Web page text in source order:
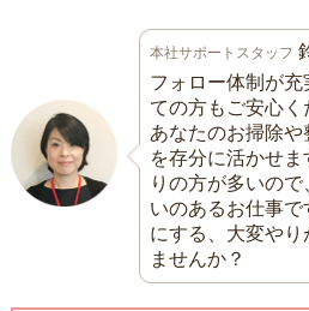
本社サポートスタッフ
フォロー体制が
ての方もご安心く
あなたのお掃除
を存分に活かせ
りの方が多いの
いのあるお仕事
にする、大変や
ませんか？